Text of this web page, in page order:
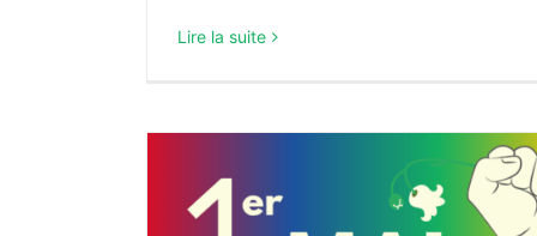
Lire la suite